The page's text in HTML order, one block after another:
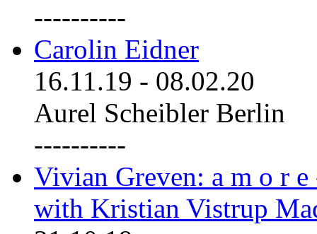
----------
Carolin Eidner
16.11.19 - 08.02.20
Aurel Scheibler Berlin
----------
Vivian Greven: a m o r
with Kristian Vistrup